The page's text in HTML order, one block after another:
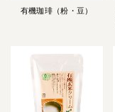
有機珈琲（粉・豆）